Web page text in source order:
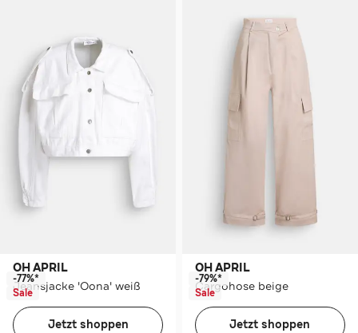
OH APRIL
Jeansjacke 'Oona' weiß
-77%*
Sale
Jetzt shoppen
OH APRIL
Cargohose beige
-79%*
Sale
Jetzt shoppen